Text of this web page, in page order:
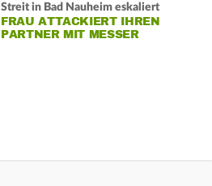
Streit in Bad Nauheim eskaliert
FRAU ATTACKIERT IHREN
PARTNER MIT MESSER